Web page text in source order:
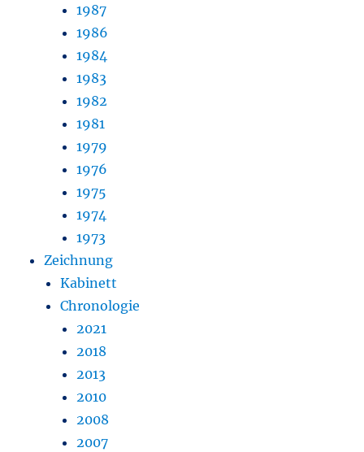
1987
1986
1984
1983
1982
1981
1979
1976
1975
1974
1973
Zeichnung
Kabinett
Chronologie
2021
2018
2013
2010
2008
2007